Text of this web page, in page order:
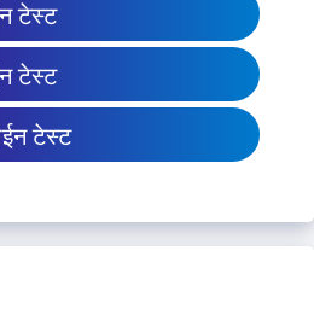
टेस्ट
टेस्ट
टेस्ट